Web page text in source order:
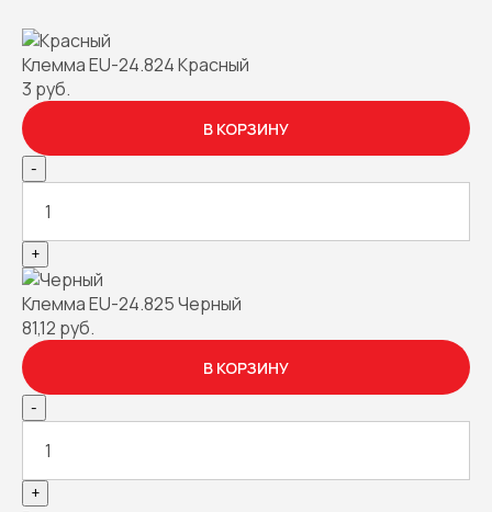
Клемма EU-24.824 Красный
3 руб.
В КОРЗИНУ
-
+
Клемма EU-24.825 Черный
81,12 руб.
В КОРЗИНУ
-
+